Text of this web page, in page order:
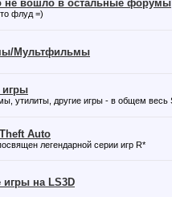
не вошло в остальные форумы
флуд =)
Мультфильмы
утилиты, другие игры - в общем весь
Auto
легендарной серии игр R*
игры на LS3D